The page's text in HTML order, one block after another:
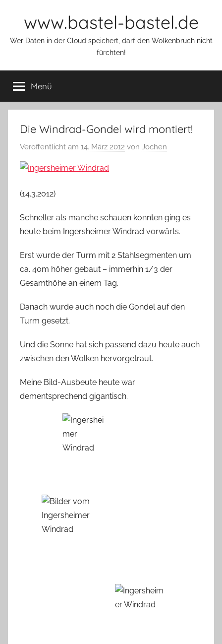
www.bastel-bastel.de
Wer Daten in der Cloud speichert, darf den Wolkenbruch nicht
fürchten!
Menü
Die Windrad-Gondel wird montiert!
Veröffentlicht am 14. März 2012 von Jochen
(14.3.2012)
Schneller als manche schauen konnten ging es
heute beim Ingersheimer Windrad vorwärts.
Erst wurde der Turm mit 2 Stahlsegmenten um
ca. 40m höher gebaut – immerhin 1/3 der
Gesamthöhe an einem Tag.
Danach wurde auch noch die Gondel auf den
Turm gesetzt.
Und die Sonne hat sich passend dazu heute auch
zwischen den Wolken hervorgetraut.
Meine Bild-Ausbeute heute war
dementsprechend gigantisch.